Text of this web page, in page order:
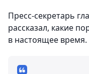
Пресс-секретарь
рассказал, какие
в настоящее время.